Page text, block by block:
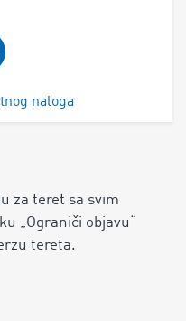
naloga
za teret sa svim
„Ograniči objavu“
tereta.